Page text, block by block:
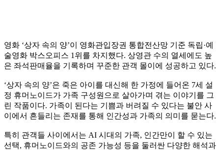
영화 ‘상자 속의 양’이 영화관입장권 통합전산망 기준 독립·예
술영화 박스오피스 1위를 차지했다. 상영관 수의 열세에도 높
은 좌석판매율을 기록하며 꾸준한 관객 몰이에 성공하고 있다.
‘상자 속의 양’은 죽은 아이를 대신해 한 가정에 들어온 7세 설
정 휴머노이드가 가족 구성원으로 살아가며 겪는 이야기를 그
린 작품이다. 가족이 된다는 기쁨과 버려질 수 있다는 불안 사
이에서 흔들리는 존재를 통해 인간성과 가족의 의미를 묻는다.
특히 관객들 사이에서는 AI 시대의 가족, 인간만이 할 수 있는
선택, 휴머노이드와의 공존 가능성 등을 둘러싼 다양한 해석과